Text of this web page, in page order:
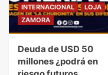
INTERNACIONAL
LOJA
ZAMORA
Deuda de USD 50
millones ¿podrá en